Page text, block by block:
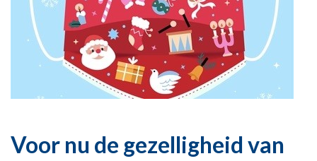
Voor nu de gezelligheid van